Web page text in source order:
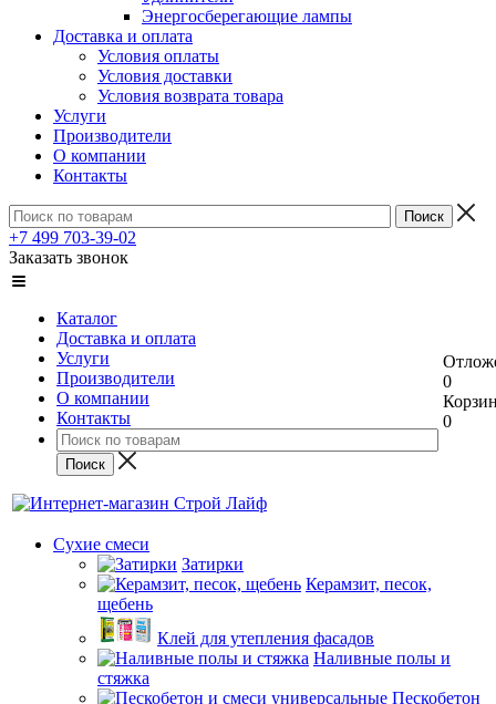
Энергосберегающие лампы
Доставка и оплата
Условия оплаты
Условия доставки
Условия возврата товара
Услуги
Производители
О компании
Контакты
+7 499 703-39-02
Заказать звонок
Каталог
Доставка и оплата
Услуги
Производители
О компании
Контакты
0
0
Сухие смеси
Затирки
Керамзит, песок,
щебень
Клей для утепления фасадов
Наливные полы и
стяжка
Пескобетон